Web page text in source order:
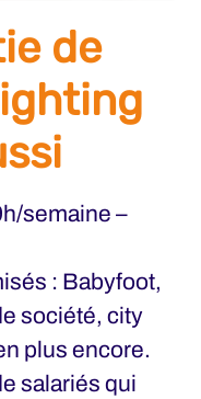
de
semaine –
: Babyfoot,
société, city
plus encore.
salariés qui